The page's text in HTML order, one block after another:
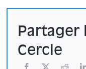
Partager
Cercle